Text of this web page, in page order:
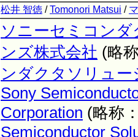
松井 智徳 /Tomonori Matsui /
ソニーセミコン
ンズ株式会社 (略
ンダクタソリュー
Sony
Corporation (略称
Semiconductor